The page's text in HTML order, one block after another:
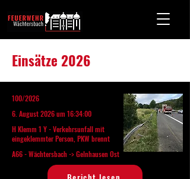
Einsätze 2026
100/2026
6. August 2026 um 16:34:00
H Klemm 1 Y - Verkehrsunfall mit
eingeklemmter Person, PKW brennt
A66 - Wächtersbach -> Gelnhausen Ost